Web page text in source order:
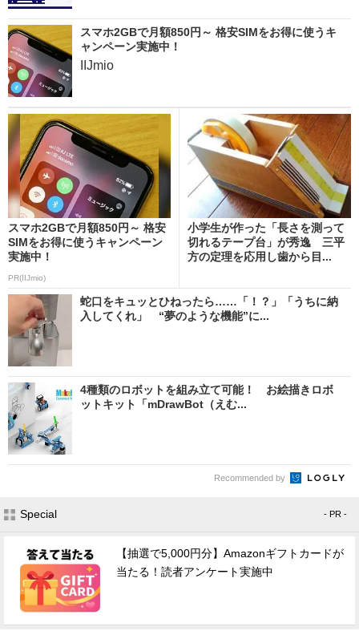
スマホ2GBで月額850円～ 格安SIMをお得に使うキ
ャンペーン実施中！
IIJmio
スマホ2GBで月額850円～ 格安
SIMをお得に使うキャンペーン
実施中！
PR(IIJmio)
小学生が作った「長さを測って
切れるテープ台」が秀逸 三平
方の定理を応用し歯から目...
蛇口をキュッとひねったら……「！？」「うちに納
入してくれ」 “夢のような機能”に...
4種類のロボットを組み立て可能！ お絵描きロボ
ットキット「mDrawBot（えむ...
Recommended by
Special - PR -
【抽選で5,000円分】Amazonギフトカードが
当たる！読者アンケート実施中